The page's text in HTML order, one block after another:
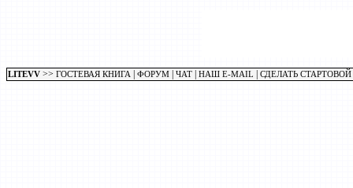
LITEVV >> ГОСТЕВАЯ КНИГА ФОРУМ ЧАТ НАШ E-MAIL СДЕЛАТЬ СТАРТОВОЙ